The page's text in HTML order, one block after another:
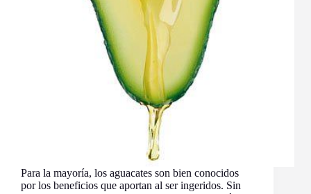
Para la mayoría, los aguacates son bien conocidos
por los beneficios que aportan al ser ingeridos. Sin